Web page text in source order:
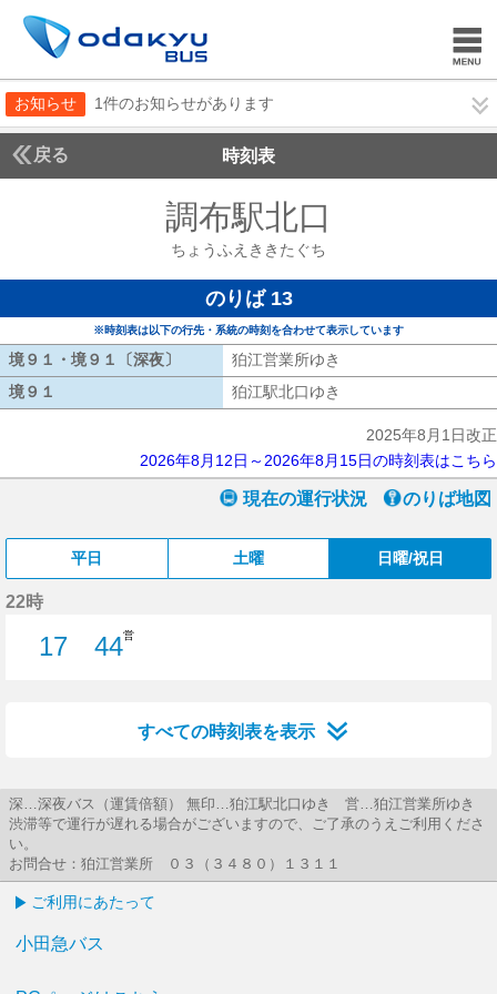
お知らせ 1件のお知らせがあります
戻る 時刻表
調布駅北口
ちょうふえききたぐち
のりば 13
※時刻表は以下の行先・系統の時刻を合わせて表示しています
境９１・境９１〔深夜〕 境９１・境９１〔深夜〕
狛江営業所ゆき
境９１
狛江駅北口ゆき
2025年8月1日改正
2026年8月12日～2026年8月15日の時刻表はこちら
現在の運行状況 のりば地図
平日 土曜 日曜/祝日
22時
17
44営
すべての時刻表を表示
深…深夜バス（運賃倍額） 無印…狛江駅北口ゆき 営…狛江営業所ゆき
渋滞等で運行が遅れる場合がございますので、ご了承のうえご利用くださ
い。
お問合せ：狛江営業所 ０３（３４８０）１３１１
ご利用にあたって
小田急バス